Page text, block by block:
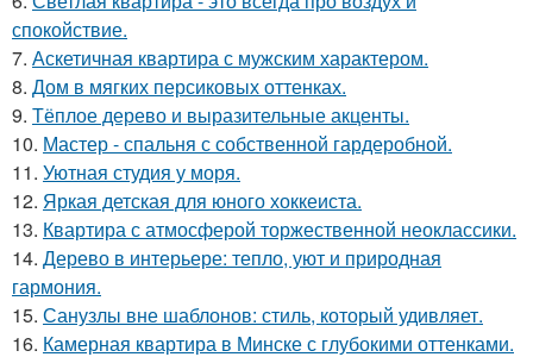
спокойствие.
7. Аскетичная квартира с мужским характером.
8. Дом в мягких персиковых оттенках.
9. Тёплое дерево и выразительные акценты.
10. Мастер - спальня с собственной гардеробной.
11. Уютная студия у моря.
12. Яркая детская для юного хоккеиста.
13. Квартира с атмосферой торжественной неоклассики.
14. Дерево в интерьере: тепло, уют и природная
гармония.
15. Санузлы вне шаблонов: стиль, который удивляет.
16. Камерная квартира в Минске с глубокими оттенками.